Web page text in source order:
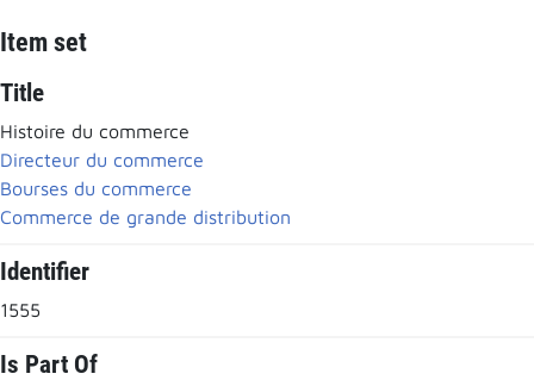
Item set
Title
Histoire du commerce
Directeur du commerce
Bourses du commerce
Commerce de grande distribution
Identifier
1555
Is Part Of